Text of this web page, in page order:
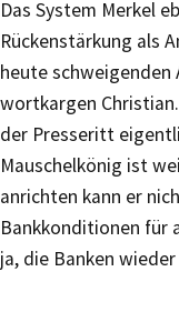
Das System Merkel
Rückenstärkung als
heute
wortkargen
der Presseritt
Mauschelkönig ist
anrichten kann er
Bankkonditionen für
ja, die Banken